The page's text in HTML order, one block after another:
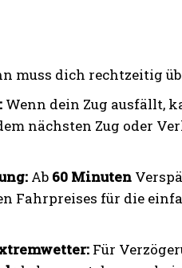
muss dich rechtzeitig
Wenn dein Zug ausfällt,
nächsten Zug oder
Ab 60 Minuten
Fahrpreises für die
Für